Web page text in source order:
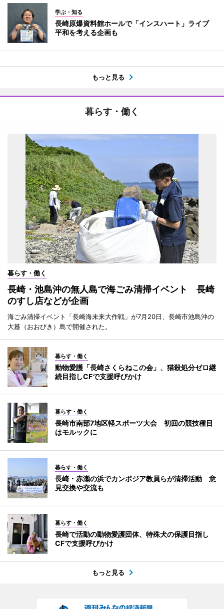
学ぶ・知る
長崎原爆資料館ホールで「インスハート」ライブ
平和を考える企画も
もっと見る
暮らす・働く
暮らす・働く
長崎・池島沖の無人島で海ごみ清掃イベント 長崎
のすし店などが企画
海ごみ清掃イベント「長崎海未来大作戦」が7月20日、長崎市池島沖の
大蟇（おおびき）島で開催された。
暮らす・働く
動物愛護「長崎さくらねこの会」、猫殺処分ゼロ継
続目指しCFで支援呼びかけ
暮らす・働く
長崎市南部7地区軽スポーツ大会 初回の競技種目
はモルックに
暮らす・働く
長崎・赤瀬の浜でカンボジア教員らが清掃活動 意
見交換や交流も
暮らす・働く
長崎で活動の動物愛護団体、特殊犬の保護目指し
CFで支援呼びかけ
もっと見る